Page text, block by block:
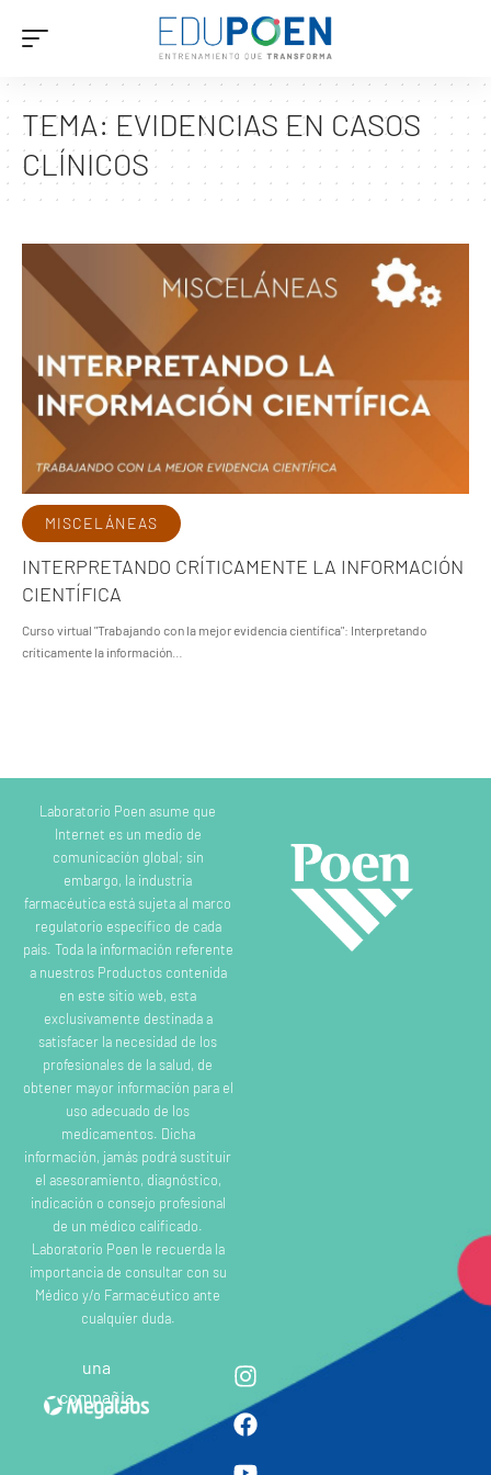
TEMA: EVIDENCIAS EN CASOS
CLÍNICOS
MISCELÁNEAS
INTERPRETANDO CRÍTICAMENTE LA INFORMACIÓN
CIENTÍFICA
Curso virtual "Trabajando con la mejor evidencia científica": Interpretando
críticamente la información…
Laboratorio Poen asume que
Internet es un medio de
comunicación global; sin
embargo, la industria
farmacéutica está sujeta al marco
regulatorio específico de cada
país. Toda la información referente
a nuestros Productos contenida
en este sitio web, esta
exclusivamente destinada a
satisfacer la necesidad de los
profesionales de la salud, de
obtener mayor información para el
uso adecuado de los
medicamentos. Dicha
información, jamás podrá sustituir
el asesoramiento, diagnóstico,
indicación o consejo profesional
de un médico calificado.
Laboratorio Poen le recuerda la
importancia de consultar con su
Médico y/o Farmacéutico ante
cualquier duda.
una
compañia